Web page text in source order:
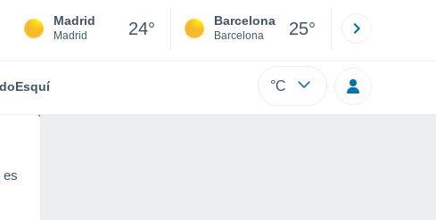
es
Madrid
Madrid 24° Barcelona
Barcelona 25°
Esquí °C